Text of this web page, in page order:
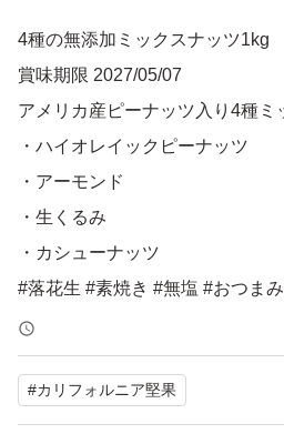
4種の無添加ミックスナッツ1kg
賞味期限 2027/05/07
アメリカ産ピーナッツ入り4種ミ
・ハイオレイックピーナッツ
・アーモンド
・生くるみ
・カシューナッツ
#落花生 #素焼き #無塩 #おつま
#大容量 #チャック付き#ミック
ンド#カシューナッツ#ピーナッ
#カリフォルニア堅果